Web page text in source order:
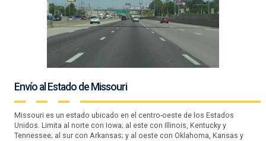
Envío al Estado de Missouri
Missouri es un estado ubicado en el centro-oeste de los Estados
Unidos. Limita al norte con Iowa; al este con Illinois, Kentucky y
Tennessee; al sur con Arkansas; y al oeste con Oklahoma, Kansas y